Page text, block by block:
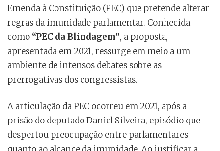
Emenda à Constituição (PEC) que pretende alterar
regras da imunidade parlamentar. Conhecida
como “PEC da Blindagem”, a proposta,
apresentada em 2021, ressurge em meio a um
ambiente de intensos debates sobre as
prerrogativas dos congressistas.
A articulação da PEC ocorreu em 2021, após a
prisão do deputado Daniel Silveira, episódio que
despertou preocupação entre parlamentares